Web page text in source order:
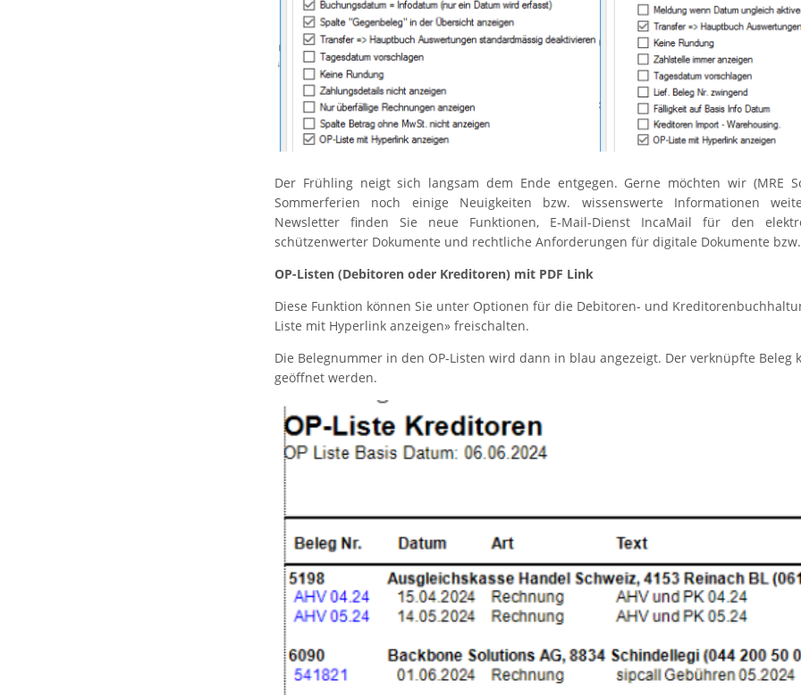
Der Frühling neigt sich langsam dem Ende entgegen. Gerne möchten wir (MRE
Sommerferien noch einige Neuigkeiten bzw. wissenswerte Informationen
Newsletter finden Sie neue Funktionen, E-Mail-Dienst IncaMail für den
schützenwerter Dokumente und rechtliche Anforderungen für digitale Dokumente
OP-Listen (Debitoren oder Kreditoren) mit PDF Link
Diese Funktion können Sie unter Optionen für die Debitoren- und
Liste mit Hyperlink anzeigen» freischalten.
Die Belegnummer in den OP-Listen wird dann in blau angezeigt. Der verknüpfte Beleg
geöffnet werden.